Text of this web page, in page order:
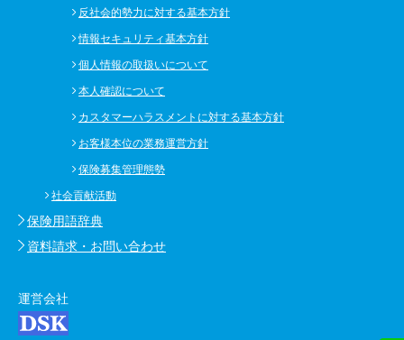
反社会的勢力に対する基本方針
情報セキュリティ基本方針
個人情報の取扱いについて
本人確認について
カスタマーハラスメントに対する基本方針
お客様本位の業務運営方針
保険募集管理態勢
社会貢献活動
保険用語辞典
資料請求・お問い合わせ
運営会社